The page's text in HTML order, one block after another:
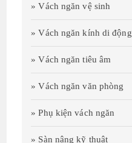
» Vách ngăn vệ sinh
» Vách ngăn kính di động
» Vách ngăn tiêu âm
» Vách ngăn văn phòng
» Phụ kiện vách ngăn
» Sàn nâng kỹ thuật